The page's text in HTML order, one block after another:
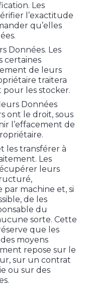
Les
l’exactitude
qu’elles
Données. Les
certaines
de leurs
traitera
les stocker.
Données
ont le droit, sous
l’effacement de
les transférer à
Les
leurs
machine et, si
de les
du
sorte. Cette
que les
moyens
repose sur le
sur un contrat
ou sur des